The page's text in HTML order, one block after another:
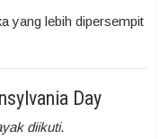
yang lebih dipersempit
Day
diikuti.